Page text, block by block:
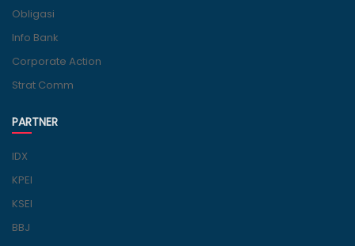
Obligasi
Info Bank
Corporate Action
Strat Comm
PARTNER
IDX
KPEI
KSEI
BBJ